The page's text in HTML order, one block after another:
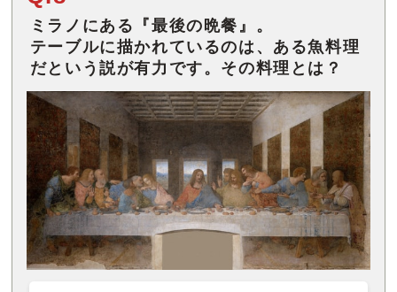
ミラノにある『最後の晩餐』。
テーブルに描かれているのは、ある魚料理
だという説が有力です。その料理とは？